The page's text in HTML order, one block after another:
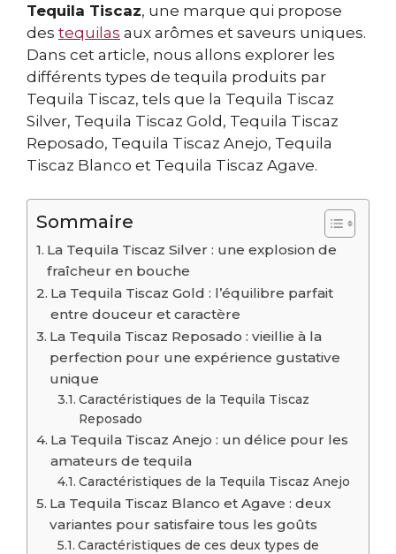
Tequila Tiscaz, une marque qui propose
des tequilas aux arômes et saveurs uniques.
Dans cet article, nous allons explorer les
différents types de tequila produits par
Tequila Tiscaz, tels que la Tequila Tiscaz
Silver, Tequila Tiscaz Gold, Tequila Tiscaz
Reposado, Tequila Tiscaz Anejo, Tequila
Tiscaz Blanco et Tequila Tiscaz Agave.
Sommaire
La Tequila Tiscaz Silver : une explosion de
fraîcheur en bouche
La Tequila Tiscaz Gold : l’équilibre parfait
entre douceur et caractère
La Tequila Tiscaz Reposado : vieillie à la
perfection pour une expérience gustative
unique
Caractéristiques de la Tequila Tiscaz
Reposado
La Tequila Tiscaz Anejo : un délice pour les
amateurs de tequila
Caractéristiques de la Tequila Tiscaz Anejo
La Tequila Tiscaz Blanco et Agave : deux
variantes pour satisfaire tous les goûts
Caractéristiques de ces deux types de